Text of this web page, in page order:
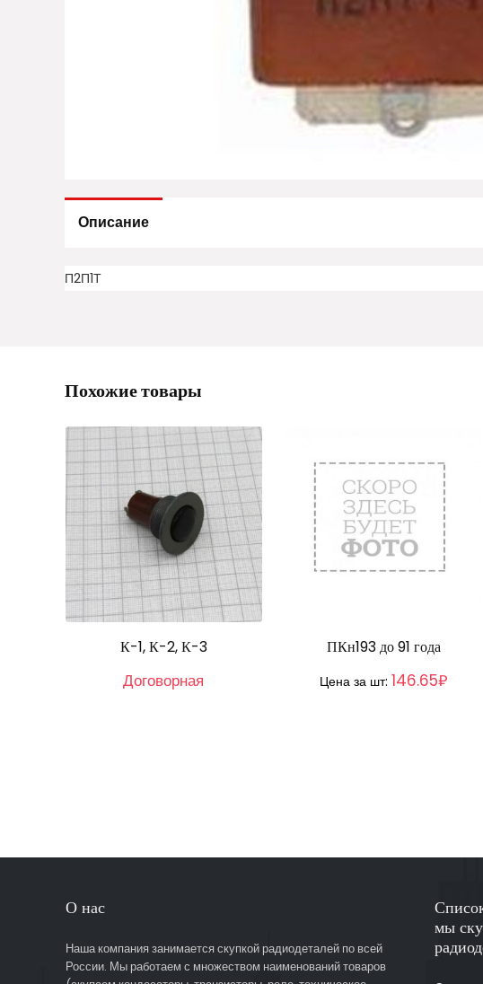
Описание
П2П1Т
Похожие товары
К-1, К-2, К-3
Договорная
ПКн193 до 91 года
Цена за шт: 146.65₽
О нас
Наша компания занимается скупкой радиодеталей по всей
России. Мы работаем с множеством наименований товаров
мы